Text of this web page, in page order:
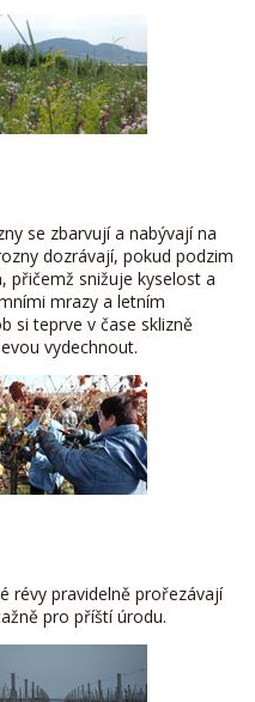
se zbarvují a nabývají na
dozrávají, pokud podzim
přičemž snižuje kyselost a
mrazy a letním
si teprve v čase sklizně
vydechnout.
révy pravidelně prořezávají
pro příští úrodu.